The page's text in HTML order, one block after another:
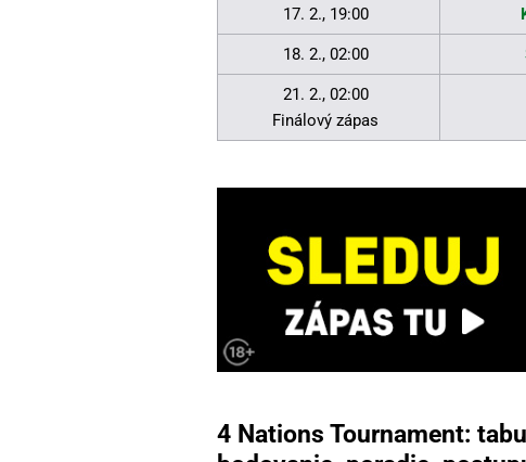
17. 2., 19:00
18. 2., 02:00
21. 2., 02:00
Finálový zápas
4 Nations Tournament: